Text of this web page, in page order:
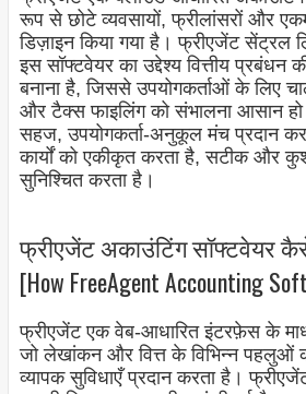
रूप से छोटे व्यवसायों, फ्रीलांसरों और
डिज़ाइन किया गया है। फ्रीएजेंट सेंट्रल
इस सॉफ्टवेयर का उद्देश्य वित्तीय
बनाना है, जिससे उपयोगकर्ताओं के लिए
और टैक्स फाइलिंग को संभालना आसान
सहज, उपयोगकर्ता-अनुकूल मंच प्रदान
कार्यों को एकीकृत करता है, सटीक और
सुनिश्चित करता है।
फ्रीएजेंट अकाउंटिंग सॉफ्टवेयर
[How FreeAgent Accounting
फ्रीएजेंट एक वेब-आधारित इंटरफ़ेस के
जो लेखांकन और वित्त के विभिन्न पहलुओं
व्यापक सुविधाएँ प्रदान करता है।